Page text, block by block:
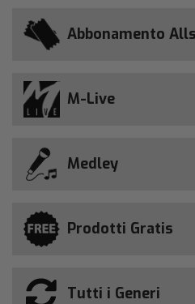
Abbonamento
M-Live
Medley
Prodotti Gratis
Tutti i Generi